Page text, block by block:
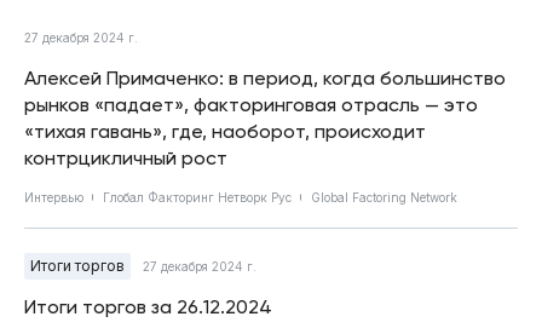
27 декабря 2024 г.
Алексей Примаченко: в период, когда большинство
рынков «падает», факторинговая отрасль — это
«тихая гавань», где, наоборот, происходит
контрцикличный рост
Интервью Глобал Факторинг Нетворк Рус Global Factoring Network
Итоги торгов 27 декабря 2024 г.
Итоги торгов за 26.12.2024